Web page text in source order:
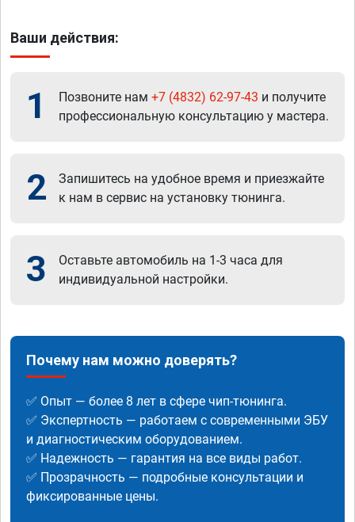
Ваши действия:
1 Позвоните нам +7 (4832) 62-97-43 и получите
профессиональную консультацию у мастера.
2
Запишитесь на удобное время и приезжайте
к нам в сервис на установку тюнинга.
3
Оставьте автомобиль на 1-3 часа для
индивидуальной настройки.
Почему нам можно доверять?
✅ Опыт — более 8 лет в сфере чип-тюнинга.
✅ Экспертность — работаем с современными ЭБУ
и диагностическим оборудованием.
✅ Надежность — гарантия на все виды работ.
✅ Прозрачность — подробные консультации и
фиксированные цены.